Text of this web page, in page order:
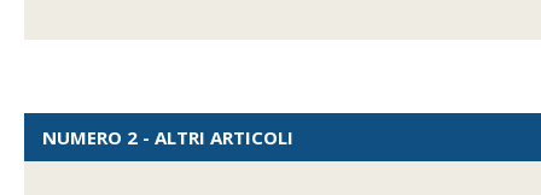
NUMERO 2 - ALTRI ARTICOLI